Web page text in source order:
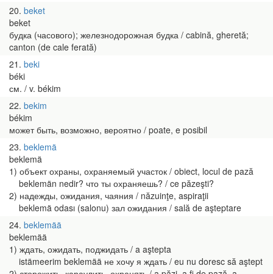
20 beket
beket
будка (часового); железнодорожная будка / cabină, gheretă;
canton (de cale ferată)
21 beki
béki
см. / v. békim
22 bekim
békim
может быть, возможно, вероятно / poate, e posibil
23 beklemä
beklemä
1) объект охраны, охраняемый участок / obiect, locul de pază
beklemän nedir? что ты охраняешь? / ce păzeşti?
2) надежды, ожидания, чаяния / năzuinţe, aspiraţii
beklemä odası (salonu) зал ожидания / sală de aşteptare
24 beklemää
beklemää
1) ждать, ожидать, поджидать / a aştepta
istämeerim beklemää не хочу я ждать / eu nu doresc să aştept